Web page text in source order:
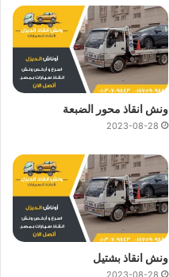
ونش انقاذ محور الضبعة
2023-08-28
ونش انقاذ بشتيل